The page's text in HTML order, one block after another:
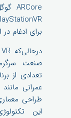
برای ادغام
صنعت
تعدادی از
عمرانی
طراحی
این